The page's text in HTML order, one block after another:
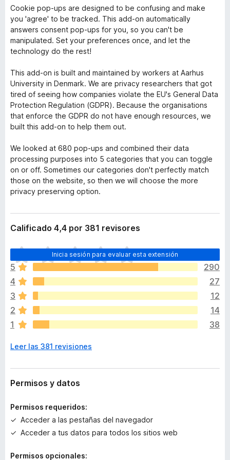
Cookie pop-ups are designed to be confusing and make
you 'agree' to be tracked. This add-on automatically
answers consent pop-ups for you, so you can't be
manipulated. Set your preferences once, and let the
technology do the rest!
This add-on is built and maintained by workers at Aarhus
University in Denmark. We are privacy researchers that got
tired of seeing how companies violate the EU's General Data
Protection Regulation (GDPR). Because the organisations
that enforce the GDPR do not have enough resources, we
built this add-on to help them out.
We looked at 680 pop-ups and combined their data
processing purposes into 5 categories that you can toggle
on or off. Sometimes our categories don't perfectly match
those on the website, so then we will choose the more
privacy preserving option.
Calificado 4,4 por 381 revisores
Inicia sesión para evaluar esta extensión
T
o
d
a
v
a
n
h
y
v
l
r
a
5
290
4
27
3
12
2
14
1
38
Leer las 381 revisiones
Permisos y datos
Permisos requeridos:
Acceder a las pestañas del navegador
Acceder a tus datos para todos los sitios web
Permisos opcionales: